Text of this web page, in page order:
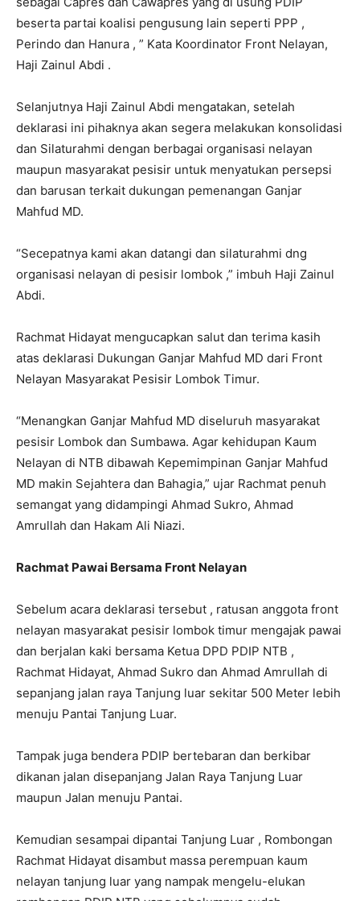
beserta partai koalisi pengusung lain seperti PPP ,
Perindo dan Hanura , ” Kata Koordinator Front Nelayan,
Haji Zainul Abdi .
Selanjutnya Haji Zainul Abdi mengatakan, setelah
deklarasi ini pihaknya akan segera melakukan konsolidasi
dan Silaturahmi dengan berbagai organisasi nelayan
maupun masyarakat pesisir untuk menyatukan persepsi
dan barusan terkait dukungan pemenangan Ganjar
Mahfud MD.
“Secepatnya kami akan datangi dan silaturahmi dng
organisasi nelayan di pesisir lombok ,” imbuh Haji Zainul
Abdi.
Rachmat Hidayat mengucapkan salut dan terima kasih
atas deklarasi Dukungan Ganjar Mahfud MD dari Front
Nelayan Masyarakat Pesisir Lombok Timur.
“Menangkan Ganjar Mahfud MD diseluruh masyarakat
pesisir Lombok dan Sumbawa. Agar kehidupan Kaum
Nelayan di NTB dibawah Kepemimpinan Ganjar Mahfud
MD makin Sejahtera dan Bahagia,” ujar Rachmat penuh
semangat yang didampingi Ahmad Sukro, Ahmad
Amrullah dan Hakam Ali Niazi.
Rachmat Pawai Bersama Front Nelayan
Sebelum acara deklarasi tersebut , ratusan anggota front
nelayan masyarakat pesisir lombok timur mengajak pawai
dan berjalan kaki bersama Ketua DPD PDIP NTB ,
Rachmat Hidayat, Ahmad Sukro dan Ahmad Amrullah di
sepanjang jalan raya Tanjung luar sekitar 500 Meter lebih
menuju Pantai Tanjung Luar.
Tampak juga bendera PDIP bertebaran dan berkibar
dikanan jalan disepanjang Jalan Raya Tanjung Luar
maupun Jalan menuju Pantai.
Kemudian sesampai dipantai Tanjung Luar , Rombongan
Rachmat Hidayat disambut massa perempuan kaum
nelayan tanjung luar yang nampak mengelu-elukan